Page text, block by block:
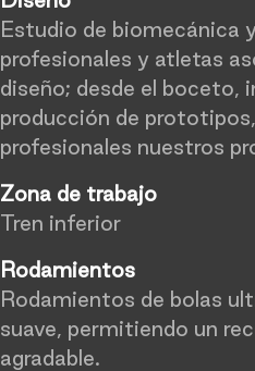
Estudio de biomecánica
profesionales y atletas
diseño; desde el boceto,
producción de
profesionales nuestros
Zona de trabajo
Tren inferior
Rodamientos
Rodamientos de bolas
suave, permitiendo un
agradable.